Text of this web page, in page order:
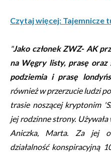
Czytaj więcej: Tajemnicze
"Jako członek ZWZ- AK
na Węgry listy, prasę
podziemia i prasę
również w przerzucie ludzi
trasie noszącej kryptonim
jej rodzinne strony.
Aniczka, Marta. Za jej
działalność konspiracyjną